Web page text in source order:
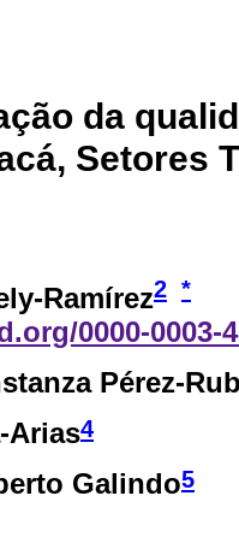
da
Setores
Ramírez2 *
0000-0003-
Pérez-
Arias4
Galindo5